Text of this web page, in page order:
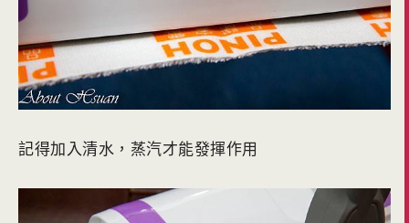
記得加入清水，蒸汽才能發揮作用